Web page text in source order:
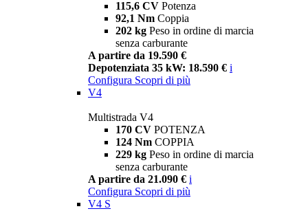
115,6 CV Potenza
92,1 Nm Coppia
202 kg Peso in ordine di marcia
senza carburante
A partire da 19.590 €
Depotenziata 35 kW: 18.590 € i
Configura Scopri di più
V4
Multistrada V4
170 CV POTENZA
124 Nm COPPIA
229 kg Peso in ordine di marcia
senza carburante
A partire da 21.090 € i
Configura Scopri di più
V4 S